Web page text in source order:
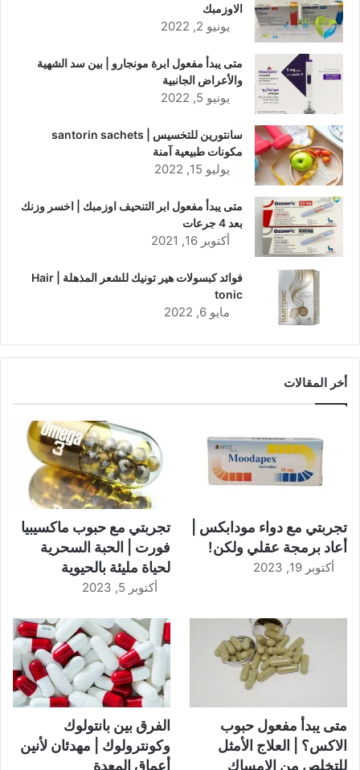
الاوزمبك
يونيو 2, 2022
متى يبدأ مفعول ابرة مونجارو | بين سد الشهية
والأعراض الجانبية
يونيو 5, 2022
سانتورين للتخسيس | santorin sachets
مكونات طبيعية آمنة
يوليو 15, 2022
متى يبدأ مفعول ابر التنحيف اوزمبك | اخسر وزنك
بعد 4 جرعات
أكتوبر 16, 2021
فوائد كبسولات هير تونيك للشعر المذهلة | Hair
tonic
مايو 6, 2022
أخر المقالات
تجربتي مع دواء مودابكس |
أعاد برمجة عقلي ولكن!
أكتوبر 19, 2023
تجربتي مع حبوب ماكسيبيا
فورت | الحبة السحرية
لحياة مليئة بالحيوية
أكتوبر 5, 2023
متى يبدأ مفعول حبوب
الاكس؟ | العلاج الأمثل
للتخلص من الإمساك
الفرق بين بانتولوك
وكونترولوك | مهدئان لأنين
أعماق المعدة